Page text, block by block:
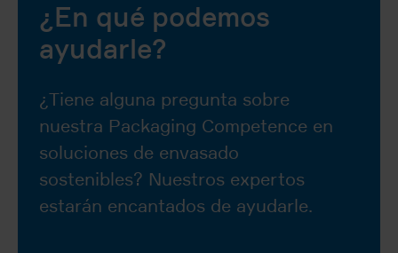
¿En qué podemos
ayudarle?
¿Tiene alguna pregunta sobre
nuestra Packaging Competence en
soluciones de envasado
sostenibles? Nuestros expertos
estarán encantados de ayudarle.